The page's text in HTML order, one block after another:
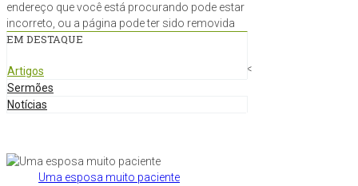
endereço que você está procurando pode estar
incorreto, ou a página pode ter sido removida
EM DESTAQUE
Artigos
Sermões
Notícias
Uma esposa muito paciente
<